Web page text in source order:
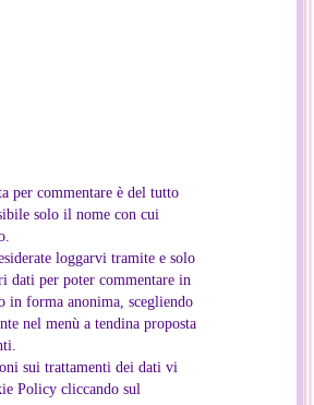
per commentare è del tutto
solo il nome con cui
loggarvi tramite e solo
dati per poter commentare in
in forma anonima, scegliendo
nel menù a tendina proposta
sui trattamenti dei dati vi
Policy cliccando sul